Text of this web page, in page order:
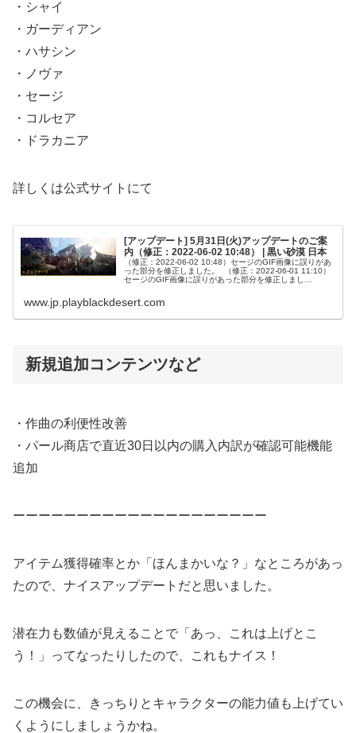
・シャイ
・ガーディアン
・ハサシン
・ノヴァ
・セージ
・コルセア
・ドラカニア
詳しくは公式サイトにて
[アップデート] 5月31日(火)アップデートのご案
内（修正：2022-06-02 10:48） | 黒い砂漠 日本
（修正：2022-06-02 10:48）セージのGIF画像に誤りがあ
った部分を修正しました。 （修正：2022-06-01 11:10）
セージのGIF画像に誤りがあった部分を修正しまし
www.jp.playblackdesert.com
新規追加コンテンツなど
・作曲の利便性改善
・パール商店で直近30日以内の購入内訳が確認可能機能
追加
ーーーーーーーーーーーーーーーーーーーー
アイテム獲得確率とか「ほんまかいな？」なところがあっ
たので、ナイスアップデートだと思いました。
潜在力も数値が見えることで「あっ、これは上げとこ
う！」ってなったりしたので、これもナイス！
この機会に、きっちりとキャラクターの能力値も上げてい
くようにしましょうかね。